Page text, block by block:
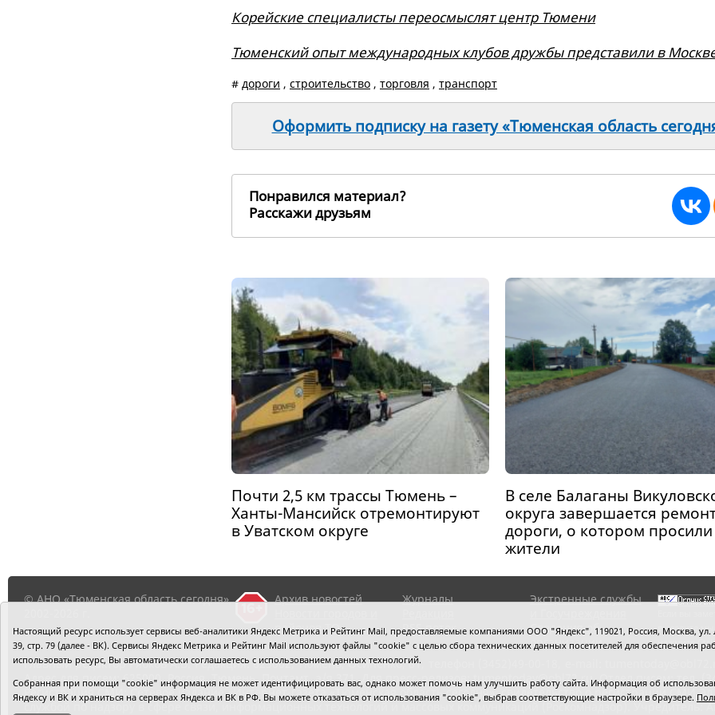
Корейские специалисты переосмыслят центр Тюмени
Тюменский опыт международных клубов дружбы представили в
# дороги , строительство , торговля , транспорт
Оформить подписку на газету «Тюменская область
Понравился материал?
Расскажи друзьям
Почти 2,5 км трассы Тюмень –
Ханты-Мансийск отремонтируют
в Уватском округе
В селе Балаганы
округа завершается
дороги, о котором просили
жители
© АНО «Тюменская область сегодня»,
Архив новостей
районов ТО
Журналы
RSS поток
Экстренные службы
Сведения об
организации
выделите
нажмите
Главный редактор Рябков А.В. Редакция: 625002, Тюмень, Осипенко, 81,
Адрес для писем: 625000, Россия, Тюмень, Почтамт, а/я 371. Для пресс-релизов: tumentoday@obl72.ru. Отдел писем: тел.
Регистрация СМИ: Сетевое издание «Интернет-газета «Тюменская область сегодня», свидетельство о регистрации СМИ
службой по надзору в сфере связи, информационных технологий и массовых коммуникаций (Роскомнадзор). Учредитель:
Настоящий ресурс использует сервисы веб-аналитики Яндекс Метрика и Рейтинг Mail, предоставляемые компаниями ООО "Яндекс", 119021, Россия, Москва,
39, стр. 79 (далее - ВК). Сервисы Яндекс Метрика и Рейтинг Mail используют файлы "cookie" с целью сбора технических данных посетителей для обеспечения
использовать ресурс, Вы автоматически соглашаетесь с использованием данных технологий.
Собранная при помощи "cookie" информация не может идентифицировать вас, однако может помочь нам улучшить работу сайта. Информация об
Яндексу и ВК и храниться на серверах Яндекса и ВК в РФ. Вы можете отказаться от использования "cookie", выбрав соответствующие настройки в браузере.